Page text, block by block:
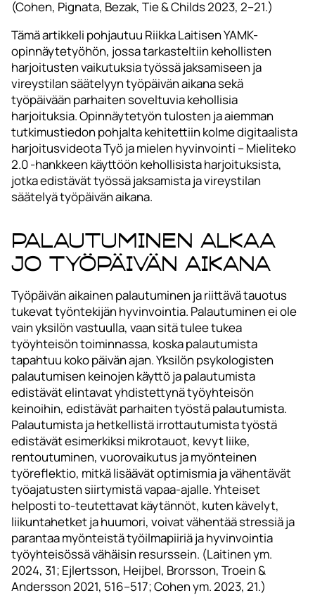
(Cohen, Pignata, Bezak, Tie & Childs 2023, 2–21.)
Tämä artikkeli pohjautuu Riikka Laitisen YAMK-
opinnäytetyöhön, jossa tarkasteltiin kehollisten
harjoitusten vaikutuksia työssä jaksamiseen ja
vireystilan säätelyyn työpäivän aikana sekä
työpäivään parhaiten soveltuvia kehollisia
harjoituksia. Opinnäytetyön tulosten ja aiemman
tutkimustiedon pohjalta kehitettiin kolme digitaalista
harjoitusvideota Työ ja mielen hyvinvointi – Mieliteko
2.0 -hankkeen käyttöön kehollisista harjoituksista,
jotka edistävät työssä jaksamista ja vireystilan
säätelyä työpäivän aikana.
Palautuminen alkaa
jo työpäivän aikana
Työpäivän aikainen palautuminen ja riittävä tauotus
tukevat työntekijän hyvinvointia. Palautuminen ei ole
vain yksilön vastuulla, vaan sitä tulee tukea
työyhteisön toiminnassa, koska palautumista
tapahtuu koko päivän ajan. Yksilön psykologisten
palautumisen keinojen käyttö ja palautumista
edistävät elintavat yhdistettynä työyhteisön
keinoihin, edistävät parhaiten työstä palautumista.
Palautumista ja hetkellistä irrottautumista työstä
edistävät esimerkiksi mikrotauot, kevyt liike,
rentoutuminen, vuorovaikutus ja myönteinen
työreflektio, mitkä lisäävät optimismia ja vähentävät
työajatusten siirtymistä vapaa-ajalle. Yhteiset
helposti to-teutettavat käytännöt, kuten kävelyt,
liikuntahetket ja huumori, voivat vähentää stressiä ja
parantaa myönteistä työilmapiiriä ja hyvinvointia
työyhteisössä vähäisin resurssein. (Laitinen ym.
2024, 31; Ejlertsson, Heijbel, Brorsson, Troein &
Andersson 2021, 516–517; Cohen ym. 2023, 21.)